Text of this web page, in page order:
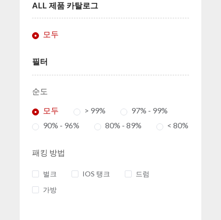
ALL 제품 카탈로그
모두
필터
순도
모두 > 99%
97% - 99%
90% - 96%
80% - 89% < 80%
패킹 방법
벌크 IOS 탱크
드럼
가방